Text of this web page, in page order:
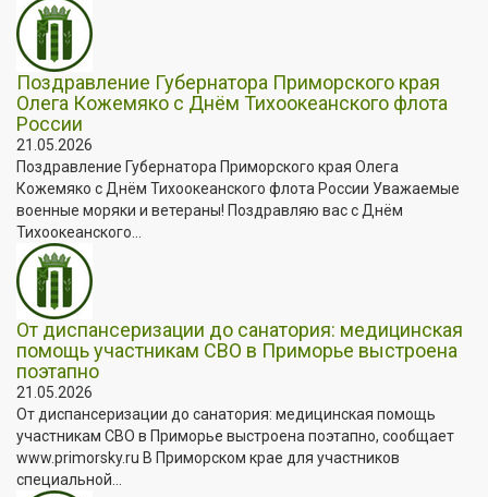
Поздравление Губернатора Приморского края
Олега Кожемяко с Днём Тихоокеанского флота
России
21.05.2026
Поздравление Губернатора Приморского края Олега
Кожемяко с Днём Тихоокеанского флота России Уважаемые
военные моряки и ветераны! Поздравляю вас с Днём
Тихоокеанского...
От диспансеризации до санатория: медицинская
помощь участникам СВО в Приморье выстроена
поэтапно
21.05.2026
От диспансеризации до санатория: медицинская помощь
участникам СВО в Приморье выстроена поэтапно, сообщает
www.primorsky.ru В Приморском крае для участников
специальной...